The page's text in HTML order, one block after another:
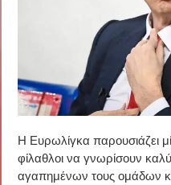
Η Ευρωλίγκα παρουσιάζει
φίλαθλοι να γνωρίσουν
αγαπημένων τους ομάδων